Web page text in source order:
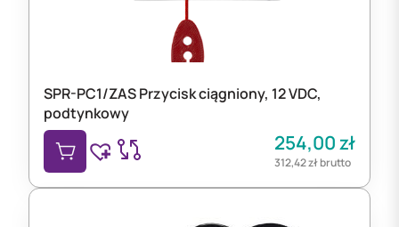
SPR-PC1/ZAS Przycisk ciągniony, 12 VDC,
podtynkowy
254,00zł
312,42złbrutto